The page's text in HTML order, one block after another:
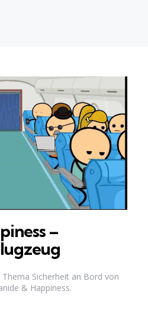
–
Sicherheit an Bord von
& Happiness.